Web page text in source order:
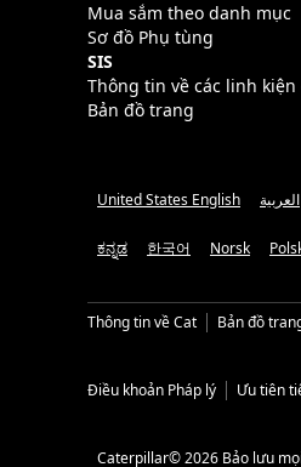
Mua sắm theo danh mục
Sơ đồ Phụ tùng
SIS
Thông tin về các linh kiện
Bản đồ trang
United States English العربية
ಕನ್ನಡ 한국어 Norsk
Thông tin về Cat Bản đồ
Điều khoản Pháp lý Ưu tiên
Caterpillar© 2026 Bảo lưu